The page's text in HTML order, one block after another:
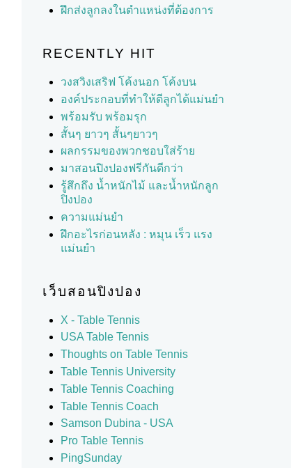
ฝึกส่งลูกลงในตำแหน่งที่ต้องการ
RECENTLY HIT
วงสวิงเสริฟ โค้งนอก โค้งบน
องค์ประกอบที่ทำให้ตีลูกได้แม่นยำ
พร้อมรับ พร้อมรุก
สั้นๆ ยาวๆ สั้นๆยาวๆ
ผลกรรมของพวกชอบใส่ร้าย
มาสอนปิงปองฟรีกันดีกว่า
รู้สึกถึง น้ำหนักไม้ และน้ำหนักลูก
ปิงปอง
ความแม่นยำ
ฝึกอะไรก่อนหลัง : หมุน เร็ว แรง
แม่นยำ
เว็บสอนปิงปอง
X - Table Tennis
USA Table Tennis
Thoughts on Table Tennis
Table Tennis University
Table Tennis Coaching
Table Tennis Coach
Samson Dubina - USA
Pro Table Tennis
PingSunday